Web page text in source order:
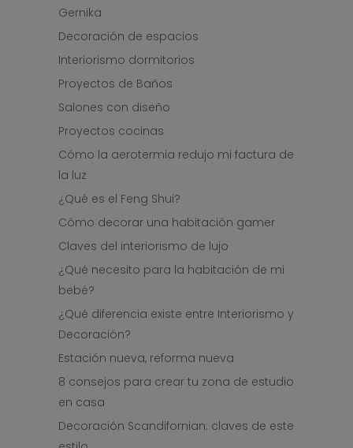
Gernika
Decoración de espacios
Interiorismo dormitorios
Proyectos de Baños
Salones con diseño
Proyectos cocinas
Cómo la aerotermia redujo mi factura de
la luz
¿Qué es el Feng Shui?
Cómo decorar una habitación gamer
Claves del interiorismo de lujo
¿Qué necesito para la habitación de mi
bebé?
¿Qué diferencia existe entre Interiorismo y
Decoración?
Estación nueva, reforma nueva
8 consejos para crear tu zona de estudio
en casa
Decoración Scandifornian: claves de este